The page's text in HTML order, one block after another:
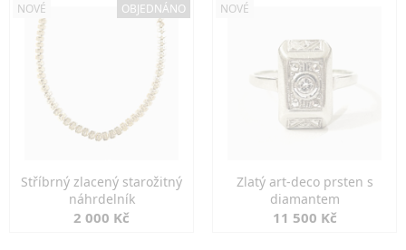
NOVÉ OBJEDNÁNO
Stříbrný zlacený starožitný
náhrdelník
2 000 Kč
NOVÉ
Zlatý art-deco prsten s
diamantem
11 500 Kč